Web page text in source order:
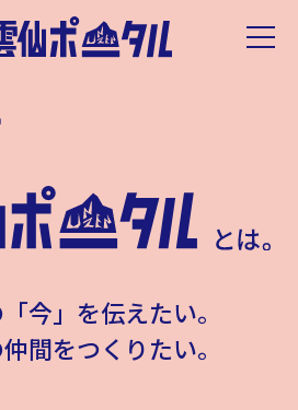
今」を伝えたい。
間をつくりたい。